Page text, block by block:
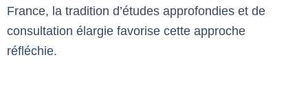
France, la tradition d’études approfondies et de
consultation élargie favorise cette approche
réfléchie.